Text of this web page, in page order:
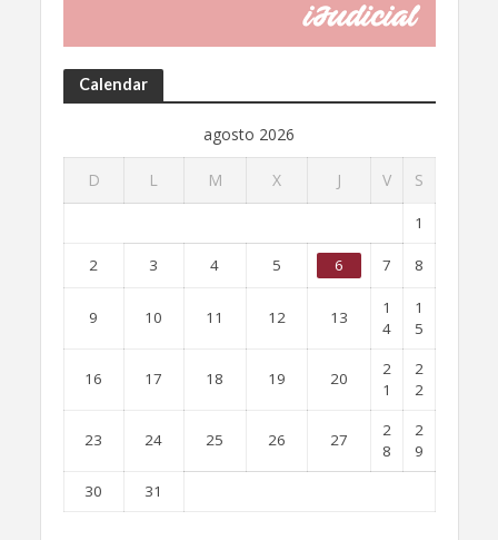
Calendar
agosto 2026
D L M X J V S
1
2 3 4 5 6 7 8
9 10 11 12 13
1
4
1
5
16 17 18 19 20
2
1
2
2
23 24 25 26 27
2
8
2
9
30
31